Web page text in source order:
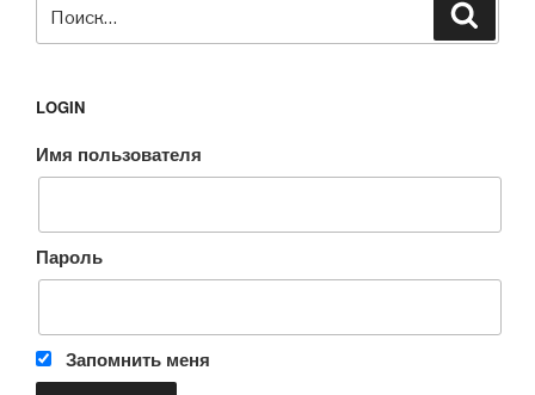
LOGIN
Имя пользователя
Пароль
Запомнить меня